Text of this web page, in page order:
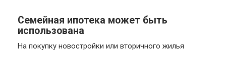
Семейная ипотека может быть
использована
На покупку новостройки или вторичного жилья